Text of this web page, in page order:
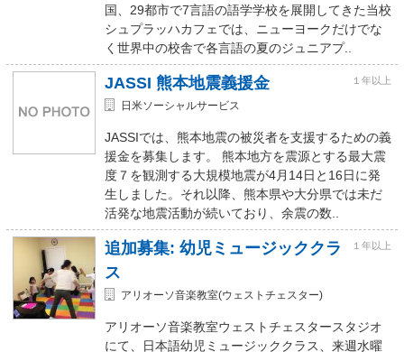
国、29都市で7言語の語学学校を展開してきた当校
シュプラッハカフェでは、ニューヨークだけでな
く世界中の校舎で各言語の夏のジュニアプ..
JASSI 熊本地震義援金 １年以上
日米ソーシャルサービス
JASSIでは、熊本地震の被災者を支援するための義
援金を募集します。 熊本地方を震源とする最大震
度７を観測する大規模地震が4月14日と16日に発
生しました。それ以降、熊本県や大分県では未だ
活発な地震活動が続いており、余震の数..
追加募集: 幼児ミュージッククラ
ス
１年以上
アリオーソ音楽教室(ウェストチェスター)
アリオーソ音楽教室ウェストチェスタースタジオ
にて、日本語幼児ミュージッククラス、来週水曜